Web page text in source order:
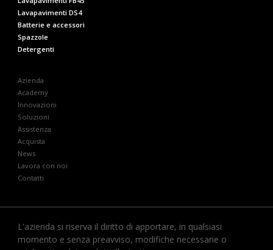
Lavapavimenti DS4
Batterie e accessori
Spazzole
Detergenti
Azienda
Academy
Innovazioni
Soluzioni
Assistenza
Acquista
News
Lavora con noi
Contatti
L'azienda si riserva il diritto di apportare, in qualsiasi
momento e senza preavviso, modifiche necessarie o